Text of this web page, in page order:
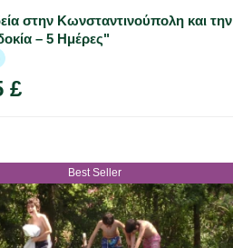
στην Κωνσταντινούπολη και την
– 5 Ημέρες"
£
Best Seller